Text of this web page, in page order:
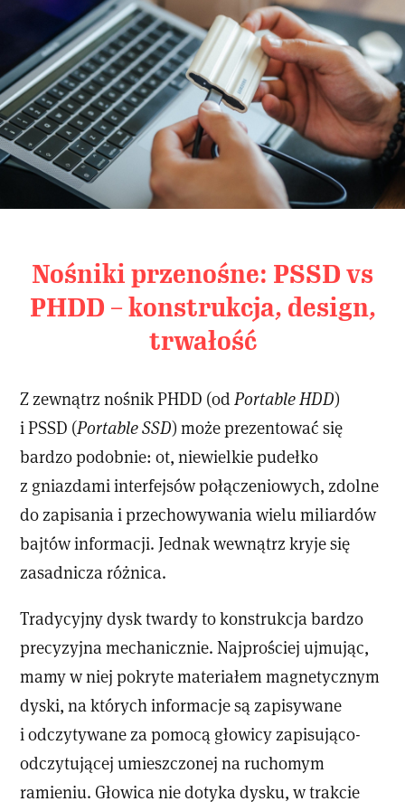
Nośniki przenośne: PSSD vs
PHDD – konstrukcja, design,
trwałość
Z zewnątrz nośnik PHDD (od Portable HDD)
i PSSD (Portable SSD) może prezentować się
bardzo podobnie: ot, niewielkie pudełko
z gniazdami interfejsów połączeniowych, zdolne
do zapisania i przechowywania wielu miliardów
bajtów informacji. Jednak wewnątrz kryje się
zasadnicza różnica.
Tradycyjny dysk twardy to konstrukcja bardzo
precyzyjna mechanicznie. Najprościej ujmując,
mamy w niej pokryte materiałem magnetycznym
dyski, na których informacje są zapisywane
i odczytywane za pomocą głowicy zapisująco-
odczytującej umieszczonej na ruchomym
ramieniu. Głowica nie dotyka dysku, w trakcie